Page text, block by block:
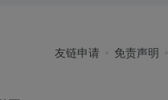
友链申请 免责声明